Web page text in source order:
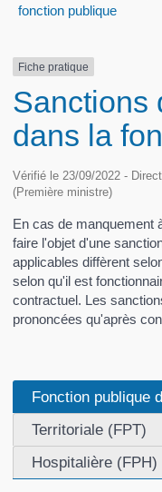
fonction publique
Fiche pratique
Sanctions
dans la
Vérifié le 23/09/2022 -
(Première ministre)
En cas de manquement
faire l'objet d'une
applicables diffèrent
selon qu'il est
contractuel. Les
prononcées qu'après
Fonction publique
Territoriale (FPT)
Hospitalière (FPH)